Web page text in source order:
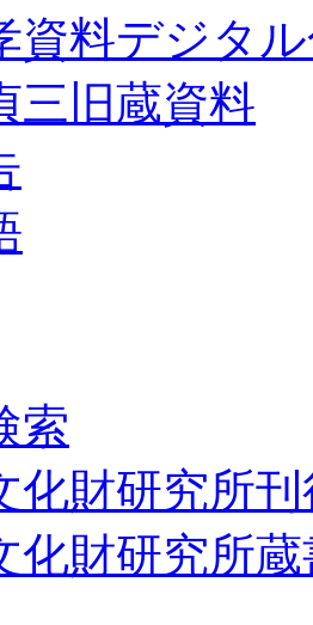
資料デジタ
三旧蔵資料
索
化財研究所
化財研究所